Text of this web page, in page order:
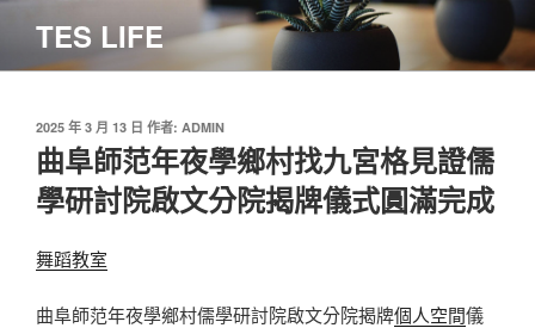
主
TES LIFE
發
佈
於
2025 年 3 月 13 日 作者: ADMIN
曲阜師范年夜學鄉村找九宮格見證儒
學研討院啟文分院揭牌儀式圓滿完成
舞蹈教室
曲阜師范年夜學鄉村儒學研討院啟文分院揭牌個人空間儀